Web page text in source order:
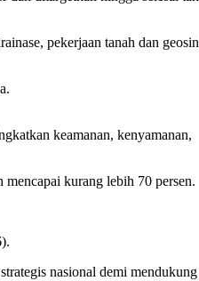
pekerjaan tanah dan
keamanan, kenyamanan,
kurang lebih 70 persen.
nasional demi